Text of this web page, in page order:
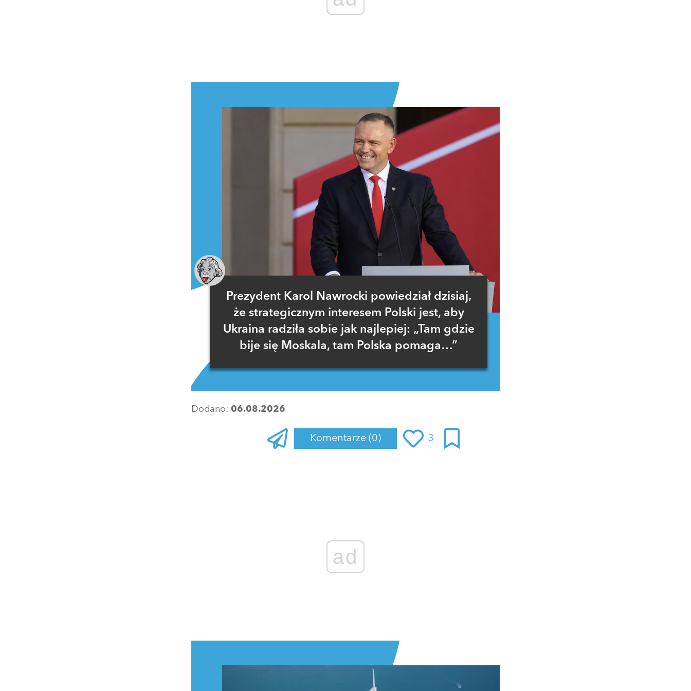
Prezydent Karol Nawrocki powiedział dzisiaj,
że strategicznym interesem Polski jest, aby
Ukraina radziła sobie jak najlepiej: „Tam gdzie
bije się Moskala, tam Polska pomaga…”
Dodano: 06.08.2026
Komentarze (0) 3
ad